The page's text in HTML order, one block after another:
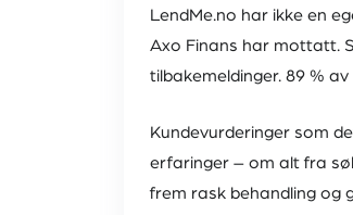
LendMe.no har ikke en
Axo Finans har mottatt.
tilbakemeldinger. 89 %
Kundevurderinger som
erfaringer – om alt fra
frem rask behandling og